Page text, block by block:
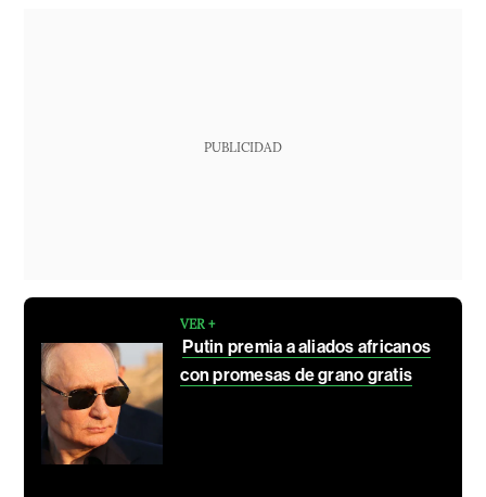
PUBLICIDAD
VER +
Putin premia a aliados africanos
con promesas de grano gratis